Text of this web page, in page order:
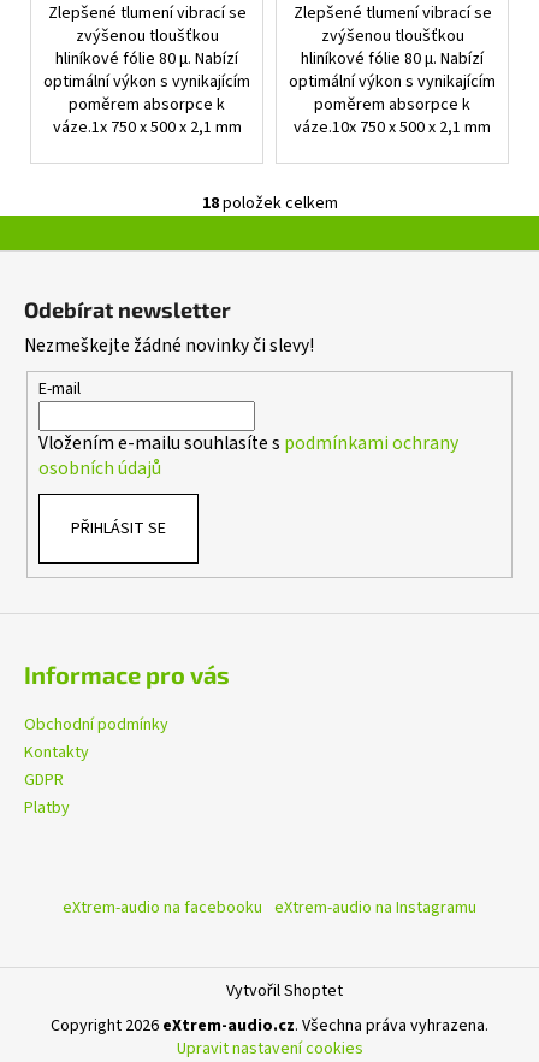
Zlepšené tlumení vibrací se
zvýšenou tloušťkou
hliníkové fólie 80 μ. Nabízí
optimální výkon s vynikajícím
poměrem absorpce k
váze.1x 750 x 500 x 2,1 mm
Zlepšené tlumení vibrací se
zvýšenou tloušťkou
hliníkové fólie 80 μ. Nabízí
optimální výkon s vynikajícím
poměrem absorpce k
váze.10x 750 x 500 x 2,1 mm
O
a
c
r
ý
p
18položek celkem
Odebírat newsletter
Nezmeškejte žádné novinky či slevy!
E-mail
Vložením e-mailu souhlasíte s podmínkami ochrany
osobních údajů
PŘIHLÁSIT SE
Informace pro vás
Obchodní podmínky
Kontakty
GDPR
Platby
eXtrem-audio na facebooku eXtrem-audio na Instagramu
Vytvořil Shoptet
Copyright 2026 eXtrem-audio.cz. Všechna práva vyhrazena.
Upravit nastavení cookies